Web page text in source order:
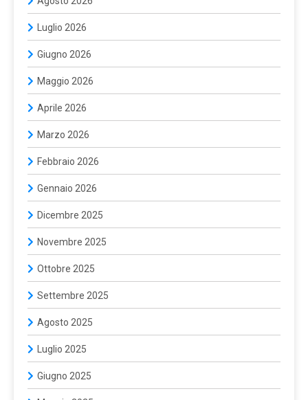
Luglio 2026
Giugno 2026
Maggio 2026
Aprile 2026
Marzo 2026
Febbraio 2026
Gennaio 2026
Dicembre 2025
Novembre 2025
Ottobre 2025
Settembre 2025
Agosto 2025
Luglio 2025
Giugno 2025